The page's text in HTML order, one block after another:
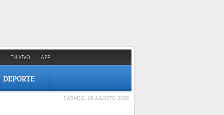
EN VIVO APP
DEPORTE
SÁBADO, 08 AGOSTO 2026